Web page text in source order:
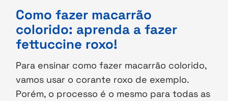
Como fazer macarrão
colorido: aprenda a fazer
fettuccine roxo!
Para ensinar como fazer macarrão colorido,
vamos usar o corante roxo de exemplo.
Porém, o processo é o mesmo para todas as